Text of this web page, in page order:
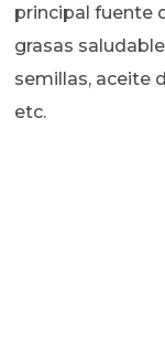
principal fuente
grasas
semillas, aceite
etc.